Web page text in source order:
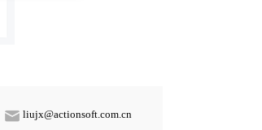
liujx@actionsoft.com.cn